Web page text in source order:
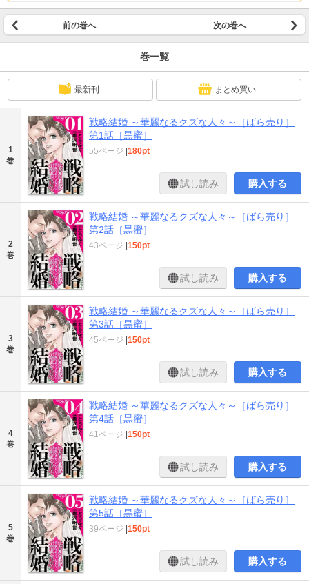
前の巻へ 次の巻へ
巻一覧
最新刊 まとめ買い
1
巻
戦略結婚 ～華麗なるクズな人々～［ばら売り］
第1話［黒蜜］
55ページ 180pt
試し読み 購入する
2
巻
戦略結婚 ～華麗なるクズな人々～［ばら売り］
第2話［黒蜜］
43ページ 150pt
試し読み 購入する
3
巻
戦略結婚 ～華麗なるクズな人々～［ばら売り］
第3話［黒蜜］
45ページ 150pt
試し読み 購入する
4
巻
戦略結婚 ～華麗なるクズな人々～［ばら売り］
第4話［黒蜜］
41ページ 150pt
試し読み 購入する
5
巻
戦略結婚 ～華麗なるクズな人々～［ばら売り］
第5話［黒蜜］
39ページ 150pt
試し読み 購入する